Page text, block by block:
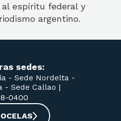
espíritu federal y
argentino.
sedes:
- Sede Nordelta -
- Sede Callao |
0400